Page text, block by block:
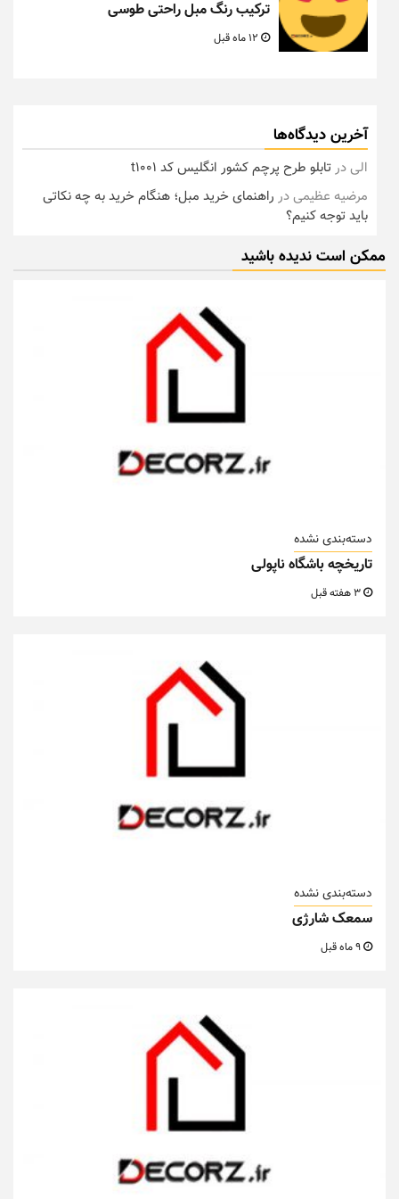
ترکیب رنگ مبل راحتی طوسی
آخرین دیدگاه‌ها
الیدرتابلو طرح پرچم کشور انگلیس کد t1001
مرضیه عظیمیدر راهنمای خرید مبل؛ هنگام خرید به چه نکاتی
باید توجه کنیم؟
ممکن است ندیده باشید
دسته‌بندی نشده
تاریخچه باشگاه ناپولی
دسته‌بندی نشده
سمعک شارژی